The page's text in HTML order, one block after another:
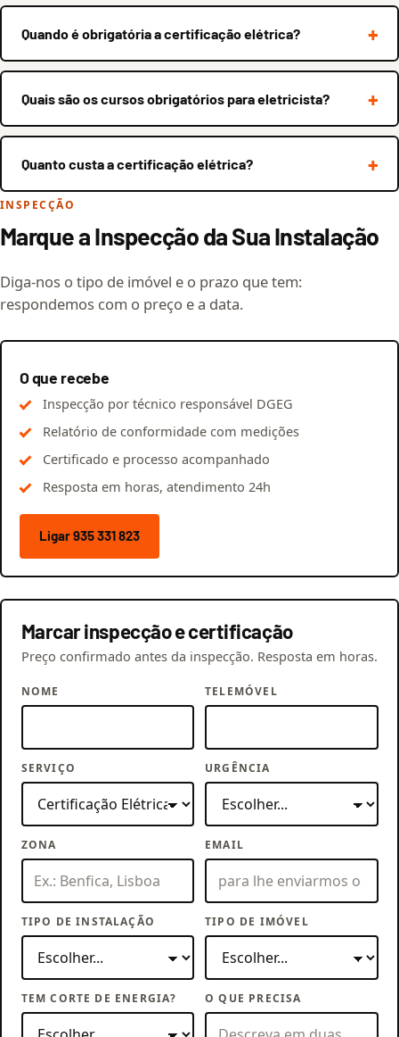
Quando é obrigatória a certificação elétrica?
Quais são os cursos obrigatórios para eletricista?
Quanto custa a certificação elétrica?
INSPECÇÃO
Marque a Inspecção da Sua Instalação
Diga-nos o tipo de imóvel e o prazo que tem:
respondemos com o preço e a data.
O que recebe
Inspecção por técnico responsável DGEG
Relatório de conformidade com medições
Certificado e processo acompanhado
Resposta em horas, atendimento 24h
Ligar 935 331 823
Marcar inspecção e certificação
Preço confirmado antes da inspecção. Resposta em horas.
NOME TELEMÓVEL
SERVIÇO URGÊNCIA
ZONA EMAIL
TIPO DE INSTALAÇÃO TIPO DE IMÓVEL
TEM CORTE DE ENERGIA? O QUE PRECISA